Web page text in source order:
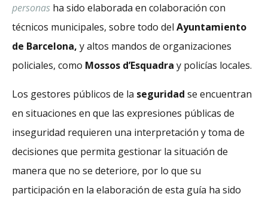
personas ha sido elaborada en colaboración con
técnicos municipales, sobre todo del Ayuntamiento
de Barcelona, y altos mandos de organizaciones
policiales, como Mossos d’Esquadra y policías locales.
Los gestores públicos de la seguridad se encuentran
en situaciones en que las expresiones públicas de
inseguridad requieren una interpretación y toma de
decisiones que permita gestionar la situación de
manera que no se deteriore, por lo que su
participación en la elaboración de esta guía ha sido